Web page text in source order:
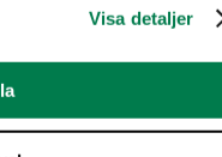
Visa detaljer